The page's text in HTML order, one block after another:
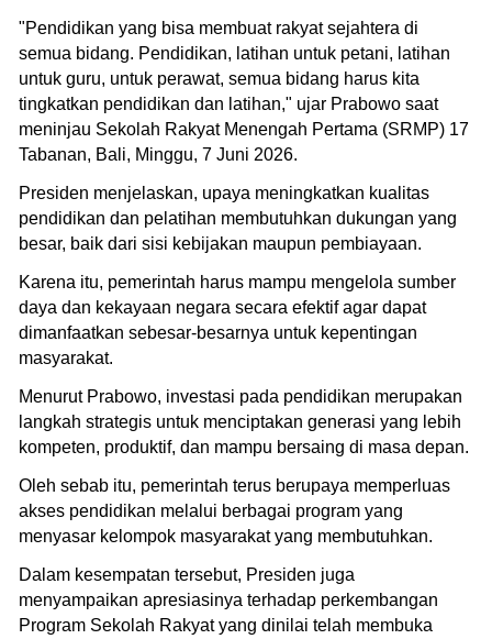
"Pendidikan yang bisa membuat rakyat sejahtera di
semua bidang. Pendidikan, latihan untuk petani, latihan
untuk guru, untuk perawat, semua bidang harus kita
tingkatkan pendidikan dan latihan," ujar Prabowo saat
meninjau Sekolah Rakyat Menengah Pertama (SRMP) 17
Tabanan, Bali, Minggu, 7 Juni 2026.
Presiden menjelaskan, upaya meningkatkan kualitas
pendidikan dan pelatihan membutuhkan dukungan yang
besar, baik dari sisi kebijakan maupun pembiayaan.
Karena itu, pemerintah harus mampu mengelola sumber
daya dan kekayaan negara secara efektif agar dapat
dimanfaatkan sebesar-besarnya untuk kepentingan
masyarakat.
Menurut Prabowo, investasi pada pendidikan merupakan
langkah strategis untuk menciptakan generasi yang lebih
kompeten, produktif, dan mampu bersaing di masa depan.
Oleh sebab itu, pemerintah terus berupaya memperluas
akses pendidikan melalui berbagai program yang
menyasar kelompok masyarakat yang membutuhkan.
Dalam kesempatan tersebut, Presiden juga
menyampaikan apresiasinya terhadap perkembangan
Program Sekolah Rakyat yang dinilai telah membuka